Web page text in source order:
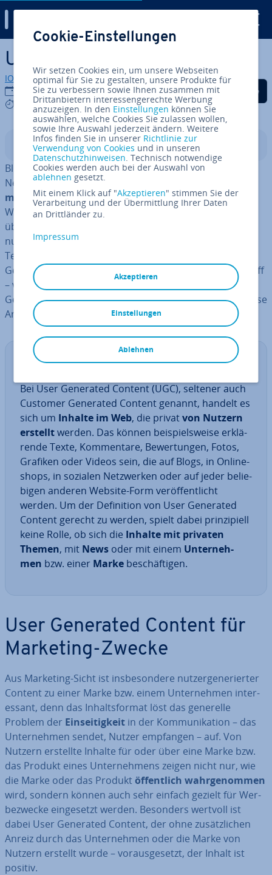
Zum Haupt­in­halt springen
User Generated Content
IONOS Redaktion
30.04.2020
6 mins
Auf Facebook teilen
Auf Twitter teilen
Auf LinkedIn
In­halts­ver­zeich­nis
Blogs, Wis­sens­platt­for­men wie Wikipedia oder soziale
Netzwerke wie Facebook und Instagram: Längst
mie­rensich Nutzer nicht mehr nur auf of­fi­zi­el­len
Websites von Zeitungen und anderen Un­ter­neh­men
über das Welt­ge­sche­hen und andere Themen, sondern
nutzen Inhalte, die von anderen Nutzern in Form von
Texten, Bildern oder Videos pro­du­ziert werden. „User
Generated Content“ ist der zu­ge­hö­ri­ge Marketing-Begriff
– von Nutzern erstellte Inhalte. Doch was ist User
Generated Content genau? Und welche Vorteile hat diese
Art der Inhalte?
De­fi­ni­ti­on: User Generated Content
Bei User Generated Content (UGC), seltener auch
Customer Generated Content genannt, handelt es
sich um Inhalte im Web, die privatvon Nutzern
erstelltwerden. Das können bei­spiels­wei­se er­klä­
ren­de Texte, Kom­men­ta­re, Be­wer­tun­gen, Fotos,
Grafiken oder Videos sein, die auf Blogs, in On­line­
shops, in sozialen Netz­wer­ken oder auf jeder be­lie­
bi­gen anderen Website-Form ver­öf­fent­licht
werden. Um der De­fi­ni­ti­on von User Generated
Content gerecht zu werden, spielt dabei prin­zi­pi­ell
keine Rolle, ob sich die Inhalte mit privaten
Themen, mit News oder mit einem Un­ter­neh­
men bzw. einer Marke be­schäf­ti­gen.
User Generated Content für
Marketing-Zwecke
Aus Marketing-Sicht ist ins­be­son­de­re nut­zer­ge­ne­rier­ter
Content zu einer Marke bzw. einem Un­ter­neh­men in­ter­
es­sant, denn das In­halts­for­mat löst das generelle
Problem der Ein­sei­tig­keit in der Kom­mu­ni­ka­ti­on – das
Un­ter­neh­men sendet, Nutzer empfangen – auf. Von
Nutzern erstellte Inhalte für oder über eine Marke bzw.
das Produkt eines Un­ter­neh­mens zeigen nicht nur, wie
die Marke oder das Produktöf­fent­lich wahr­ge­nom­men
wird, sondern können auch sehr einfach gezielt für Wer­
be­zwe­cke ein­ge­setzt werden. Besonders wertvoll ist
dabei User Generated Content, der ohne zu­sätz­li­chen
Anreiz durch das Un­ter­neh­men oder die Marke von
Nutzern erstellt wurde – vor­aus­ge­setzt, der Inhalt ist
positiv.
Cookie-Einstellungen
Wir setzen Cookies ein, um unsere Webseiten
optimal für Sie zu gestalten, unsere Produkte für
Sie zu verbessern sowie Ihnen zusammen mit
Drittanbietern interessengerechte Werbung
anzuzeigen. In den Einstellungen können Sie
auswählen, welche Cookies Sie zulassen wollen,
sowie Ihre Auswahl jederzeit ändern. Weitere
Infos finden Sie in unserer Richtlinie zur
Verwendung von Cookies und in unseren
Datenschutzhinweisen. Technisch notwendige
Cookies werden auch bei der Auswahl von
ablehnen gesetzt.
Mit einem Klick auf "Akzeptieren" stimmen Sie der
Verarbeitung und der Übermittlung Ihrer Daten
an Drittländer zu.
Impressum
Akzeptieren
Ablehnen
Einstellungen